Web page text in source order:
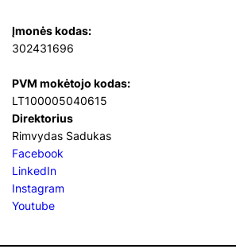
Įmonės kodas:
302431696
PVM mokėtojo kodas:
LT100005040615
Direktorius
Rimvydas Sadukas
Facebook
LinkedIn
Instagram
Youtube